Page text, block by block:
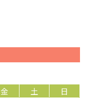
金 土 日